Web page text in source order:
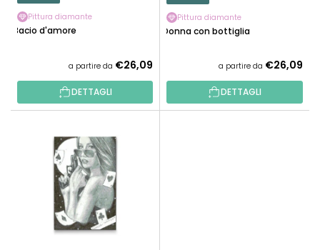
D
O
R
O
T
I
Pittura diamante
Bacio d'amore
a partire da €26,09
DETTAGLI
Pittura diamante
Donna con bottiglia
a partire da €26,09
DETTAGLI